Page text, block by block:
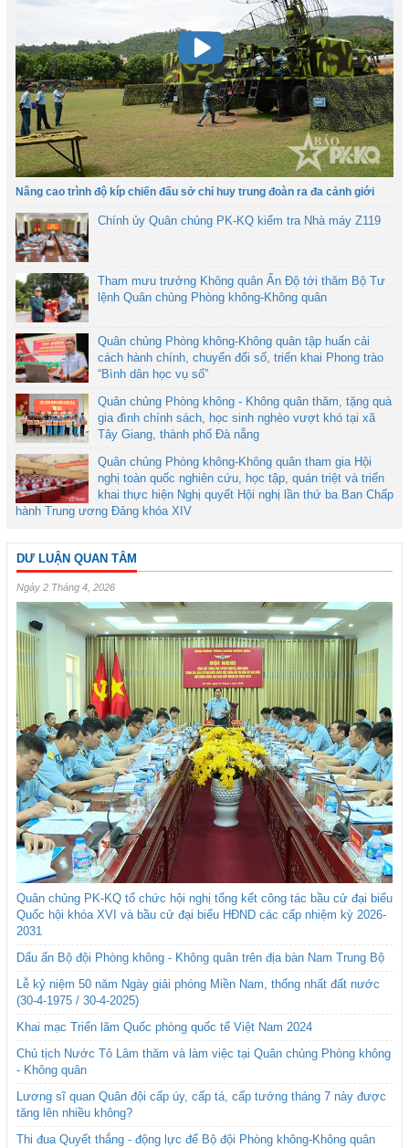
Nâng cao trình độ kíp chiến đấu sở chỉ huy trung đoàn ra đa cảnh giới
Chính ủy Quân chủng PK-KQ kiểm tra Nhà máy Z119
Tham mưu trưởng Không quân Ấn Độ tới thăm Bộ Tư
lệnh Quân chủng Phòng không-Không quân
Quân chủng Phòng không-Không quân tập huấn cải
cách hành chính, chuyển đổi số, triển khai Phong trào
“Bình dân học vụ số”
Quân chủng Phòng không - Không quân thăm, tặng quà
gia đình chính sách, học sinh nghèo vượt khó tại xã
Tây Giang, thành phố Đà nẵng
Quân chủng Phòng không-Không quân tham gia Hội
nghị toàn quốc nghiên cứu, học tập, quán triệt và triển
khai thực hiện Nghị quyết Hội nghị lần thứ ba Ban Chấp
hành Trung ương Đảng khóa XIV
DƯ LUẬN QUAN TÂM
Ngày 2 Tháng 4, 2026
Quân chủng PK-KQ tổ chức hội nghị tổng kết công tác bầu cử đại biểu
Quốc hội khóa XVI và bầu cử đại biểu HĐND các cấp nhiệm kỳ 2026-
2031
Dấu ấn Bộ đội Phòng không - Không quân trên địa bàn Nam Trung Bộ
Lễ kỷ niệm 50 năm Ngày giải phóng Miền Nam, thống nhất đất nước
(30-4-1975 / 30-4-2025)
Khai mạc Triển lãm Quốc phòng quốc tế Việt Nam 2024
Chủ tịch Nước Tô Lâm thăm và làm việc tại Quân chủng Phòng không
- Không quân
Lương sĩ quan Quân đội cấp úy, cấp tá, cấp tướng tháng 7 này được
tăng lên nhiều không?
Thi đua Quyết thắng - động lực để Bộ đội Phòng không-Không quân